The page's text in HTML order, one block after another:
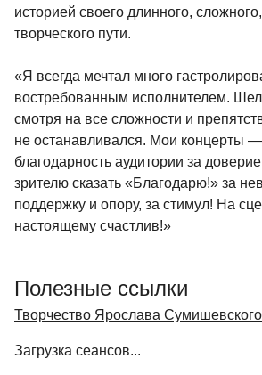
историей своего длинного,
творческого пути.
«Я всегда мечтал много
востребованным исполнителем.
смотря на все сложности и
не останавливался. Мои концерты
благодарность аудитории за
зрителю сказать «Благодарю!» за
поддержку и опору, за стимул! На
настоящему счастлив!»
Полезные ссылки
Творчество Ярослава Сумишевского
Загрузка сеансов...